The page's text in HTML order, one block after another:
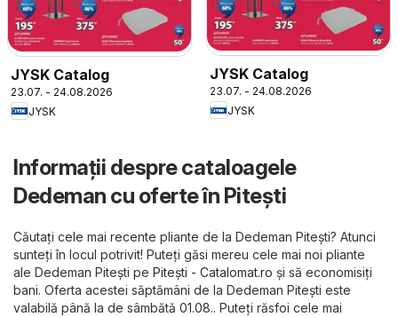
JYSK Catalog
23.07. - 24.08.2026
JYSK
JYSK Catalog
23.07. - 24.08.2026
JYSK
Informații despre cataloagele
Dedeman cu oferte în Pitești
Căutați cele mai recente pliante de la Dedeman Pitești? Atunci
sunteți în locul potrivit! Puteți găsi mereu cele mai noi pliante
ale Dedeman Pitești pe Pitești - Catalomat.ro și să economisiți
bani. Oferta acestei săptămâni de la Dedeman Pitești este
valabilă până la de sâmbătă 01.08.. Puteți răsfoi cele mai